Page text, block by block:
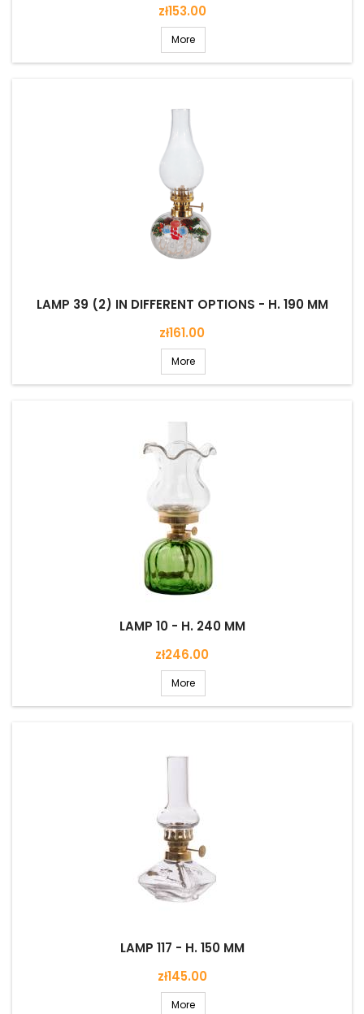
Price
zł153.00
More
LAMP 39 (2) IN DIFFERENT OPTIONS - H. 190 MM
Price
zł161.00
More
LAMP 10 - H. 240 MM
Price
zł246.00
More
LAMP 117 - H. 150 MM
Price
zł145.00
More